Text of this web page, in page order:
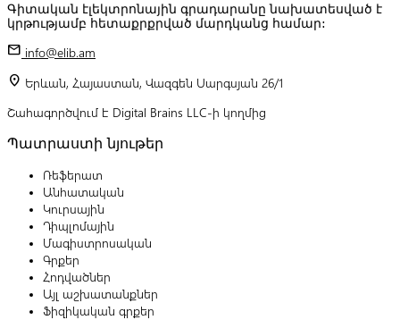
Գիտական էլեկտրոնային գրադարանը նախատեսված է
կրթությամբ հետաքրքրված մարդկանց համար:
mail info@elib.am
location_on Երևան, Հայաստան, Վազգեն Սարգսյան 26/1
Շահագործվում է Digital Brains LLC-ի կողմից
Պատրաստի նյութեր
Ռեֆերատ
Անհատական
Կուրսային
Դիպլոմային
Մագիստրոսական
Գրքեր
Հոդվածներ
Այլ աշխատանքներ
Ֆիզիկական գրքեր